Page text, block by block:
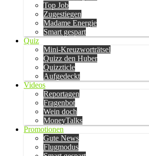
Top Job
Zugestiegen
Madame Energie
Smart gespart
Quiz
Mini-Kreuzworträtsel
Quizz den Huber
Quizzticle
Aufgedeckt
Videos
Reportagen
Fragenbot
Wein doch
MoneyTalks
Promotionen
Gute News
Flugmodus